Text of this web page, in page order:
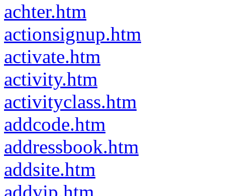
achter.htm
actionsignup.htm
activate.htm
activity.htm
activityclass.htm
addcode.htm
addressbook.htm
addsite.htm
addvip.htm